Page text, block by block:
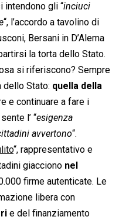
intendono gli “inciuci
“, l’accordo a tavolino di
Bersani in D’Alema
la torta dello Stato.
si riferiscono? Sempre
dello Stato: quella della
e continuare a fare i
l’ “esigenza
avvertono“.
“, rappresentativo e
giacciono nel
firme autenticate. Le
libera con
e del finanziamento